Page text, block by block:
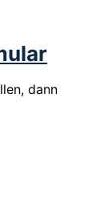
dann